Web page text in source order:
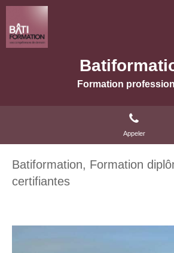
Formation
Appeler
Batiformation, Formation
certifiantes